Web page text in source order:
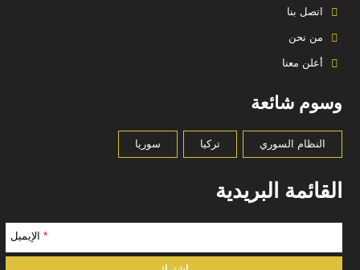
اتصل بنا
من نحن
أعلن معنا
وسوم شائعة
النظام السوري تركيا سوريا
القائمة البريدية
* الإيميل